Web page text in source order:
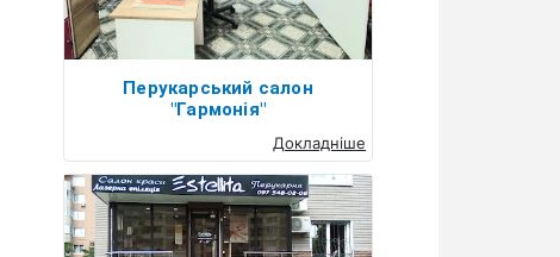
Перукарський салон
"Гармонія"
Докладніше